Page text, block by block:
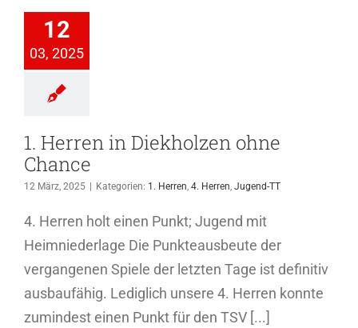
12
03, 2025
ohne
4. Herren Jugend-
1. Herren in Diekholzen ohne
Chance
12 März, 2025 Kategorien: 1. Herren, 4. Herren, Jugend-TT
4. Herren holt einen Punkt; Jugend mit
Heimniederlage Die Punkteausbeute der
vergangenen Spiele der letzten Tage ist definitiv
ausbaufähig. Lediglich unsere 4. Herren konnte
zumindest einen Punkt für den TSV [...]